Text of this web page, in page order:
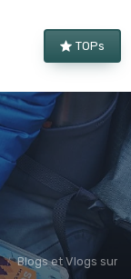
TOPs
Blogs et Vlogs sur